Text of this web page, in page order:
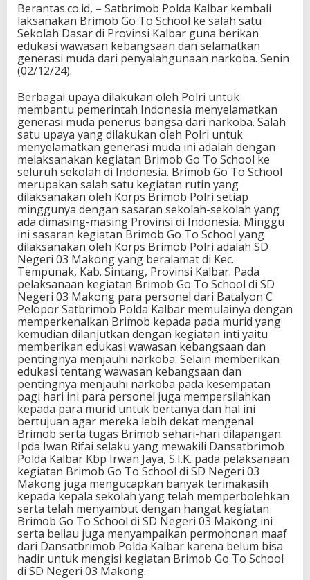
Berantas.co.id, – Satbrimob Polda Kalbar kembali
laksanakan Brimob Go To School ke salah satu
Sekolah Dasar di Provinsi Kalbar guna berikan
edukasi wawasan kebangsaan dan selamatkan
generasi muda dari penyalahgunaan narkoba. Senin
(02/12/24).
Berbagai upaya dilakukan oleh Polri untuk
membantu pemerintah Indonesia menyelamatkan
generasi muda penerus bangsa dari narkoba. Salah
satu upaya yang dilakukan oleh Polri untuk
menyelamatkan generasi muda ini adalah dengan
melaksanakan kegiatan Brimob Go To School ke
seluruh sekolah di Indonesia. Brimob Go To School
merupakan salah satu kegiatan rutin yang
dilaksanakan oleh Korps Brimob Polri setiap
minggunya dengan sasaran sekolah-sekolah yang
ada dimasing-masing Provinsi di Indonesia. Minggu
ini sasaran kegiatan Brimob Go To School yang
dilaksanakan oleh Korps Brimob Polri adalah SD
Negeri 03 Makong yang beralamat di Kec.
Tempunak, Kab. Sintang, Provinsi Kalbar. Pada
pelaksanaan kegiatan Brimob Go To School di SD
Negeri 03 Makong para personel dari Batalyon C
Pelopor Satbrimob Polda Kalbar memulainya dengan
memperkenalkan Brimob kepada pada murid yang
kemudian dilanjutkan dengan kegiatan inti yaitu
memberikan edukasi wawasan kebangsaan dan
pentingnya menjauhi narkoba. Selain memberikan
edukasi tentang wawasan kebangsaan dan
pentingnya menjauhi narkoba pada kesempatan
pagi hari ini para personel juga mempersilahkan
kepada para murid untuk bertanya dan hal ini
bertujuan agar mereka lebih dekat mengenal
Brimob serta tugas Brimob sehari-hari dilapangan.
Ipda Iwan Rifai selaku yang mewakili Dansatbrimob
Polda Kalbar Kbp Irwan Jaya, S.I.K. pada pelaksanaan
kegiatan Brimob Go To School di SD Negeri 03
Makong juga mengucapkan banyak terimakasih
kepada kepala sekolah yang telah memperbolehkan
serta telah menyambut dengan hangat kegiatan
Brimob Go To School di SD Negeri 03 Makong ini
serta beliau juga menyampaikan permohonan maaf
dari Dansatbrimob Polda Kalbar karena belum bisa
hadir untuk mengisi kegiatan Brimob Go To School
di SD Negeri 03 Makong.